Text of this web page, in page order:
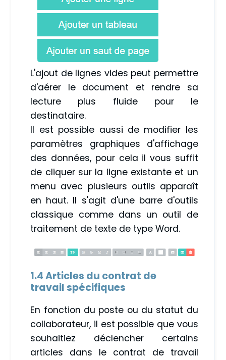
L'ajout de lignes vides peut permettre
d'aérer le document et rendre sa
lecture plus fluide pour le
destinataire.
Il est possible aussi de modifier les
paramètres graphiques d'affichage
des données, pour cela il vous suffit
de cliquer sur la ligne existante et un
menu avec plusieurs outils apparaît
en haut. Il s'agit d'une barre d'outils
classique comme dans un outil de
traitement de texte de type Word.
1.4 Articles du contrat de
travail spécifiques
En fonction du poste ou du statut du
collaborateur, il est possible que vous
souhaitiez déclencher certains
articles dans le contrat de travail